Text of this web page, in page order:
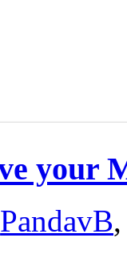
your
PandavB